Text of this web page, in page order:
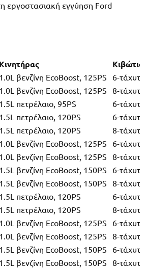
εργοστασιακή εγγύηση Ford
Κινητήρας
1.0L βενζίνη EcoBoost, 125PS
6-
1.0L βενζίνη EcoBoost, 125PS
8-
1.5L πετρέλαιο, 95PS
6-
1.5L πετρέλαιο, 120PS
6-
1.5L πετρέλαιο, 120PS
8-
1.0L βενζίνη EcoBoost, 125PS
6-
1.0L βενζίνη EcoBoost, 125PS
8-
1.5L βενζίνη EcoBoost, 150PS
6-
1.5L βενζίνη EcoBoost, 150PS
8-
1.5L πετρέλαιο, 120PS
6-
1.5L πετρέλαιο, 120PS
8-
1.0L βενζίνη EcoBoost, 125PS
6-
1.0L βενζίνη EcoBoost, 125PS
8-
1.5L βενζίνη EcoBoost, 150PS
6-
1.5L βενζίνη EcoBoost, 150PS
8-